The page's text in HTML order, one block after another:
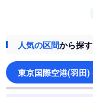
人気の区間から探す
東京国際空港(羽田)